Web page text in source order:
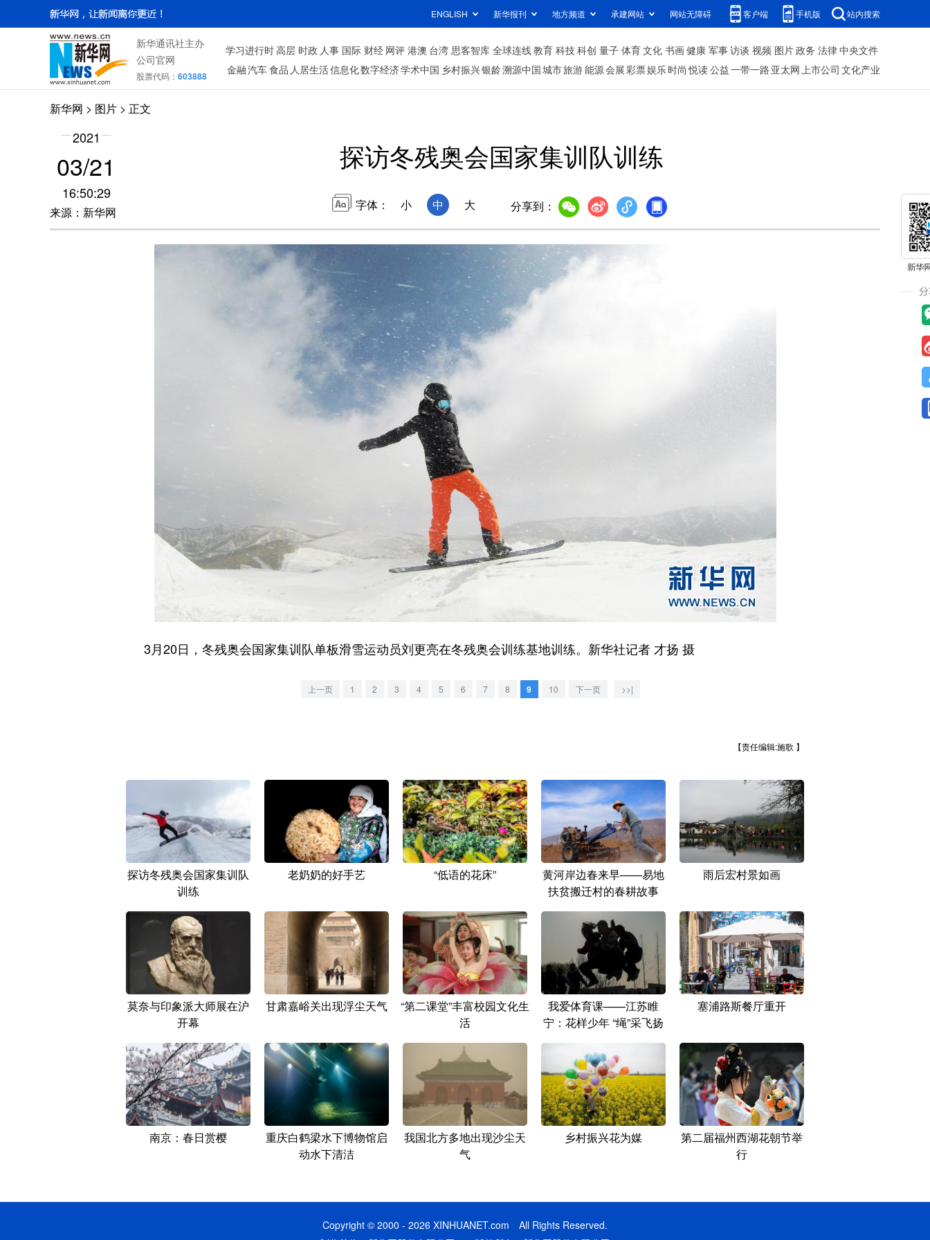
ENGLISH 新华报刊 地方频道 承建网站 网站无障碍 客户端 手机版 站内搜索
新华通讯社主办
公司官网
股票代码： 603888
学习进行时高层 时政 人事 国际 财经 网评 港澳 台湾 思客智库 全球连线教育 科技科创 量子 体育文化 书画健康 军事访谈 视频 图片政务 法律中央文件
金融汽车食品 人居生活信息化数字经济学术中国 乡村振兴银龄溯源中国城市旅游能源会展彩票娱乐时尚 悦读公益一带一路 亚太网上市公司 文化产业
新华网 > 图片 > 正文
2021
03/21
16:50:29
来源：新华网
探访冬残奥会国家集训队训练
字体： 小 中 大 分享到：
3月20日，冬残奥会国家集训队单板滑雪运动员刘更亮在冬残奥会训练基地训练。新华社记者 才扬 摄
上一页 1 2 3 4 5 6 7 8 9 10 下一页 >>|
【责任编辑:施歌 】
探访冬残奥会国家集训队
训练
老奶奶的好手艺 “低语的花床”
黄河岸边春来早——易地
扶贫搬迁村的春耕故事
雨后宏村景如画
莫奈与印象派大师展在沪
开幕
甘肃嘉峪关出现浮尘天气
“第二课堂”丰富校园文化生
活
我爱体育课——江苏睢
宁：花样少年 “绳”采飞扬
塞浦路斯餐厅重开
南京：春日赏樱
重庆白鹤梁水下博物馆启
动水下清洁
我国北方多地出现沙尘天
气
乡村振兴花为媒
第二届福州西湖花朝节举
行
Copyright © 2000 - 2026 XINHUANET.com All Rights Reserved.